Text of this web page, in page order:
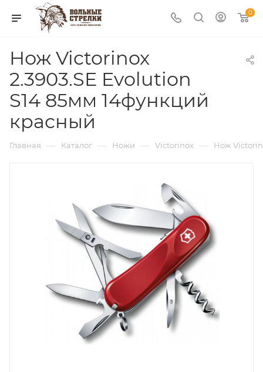
0
Нож Victorinox
2.3903.SE Evolution
S14 85мм 14функций
красный
Главная — Каталог — Ножи — Victorinox — Нож